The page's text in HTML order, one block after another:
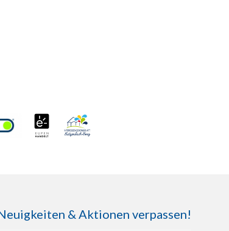
& Aktionen verpassen!